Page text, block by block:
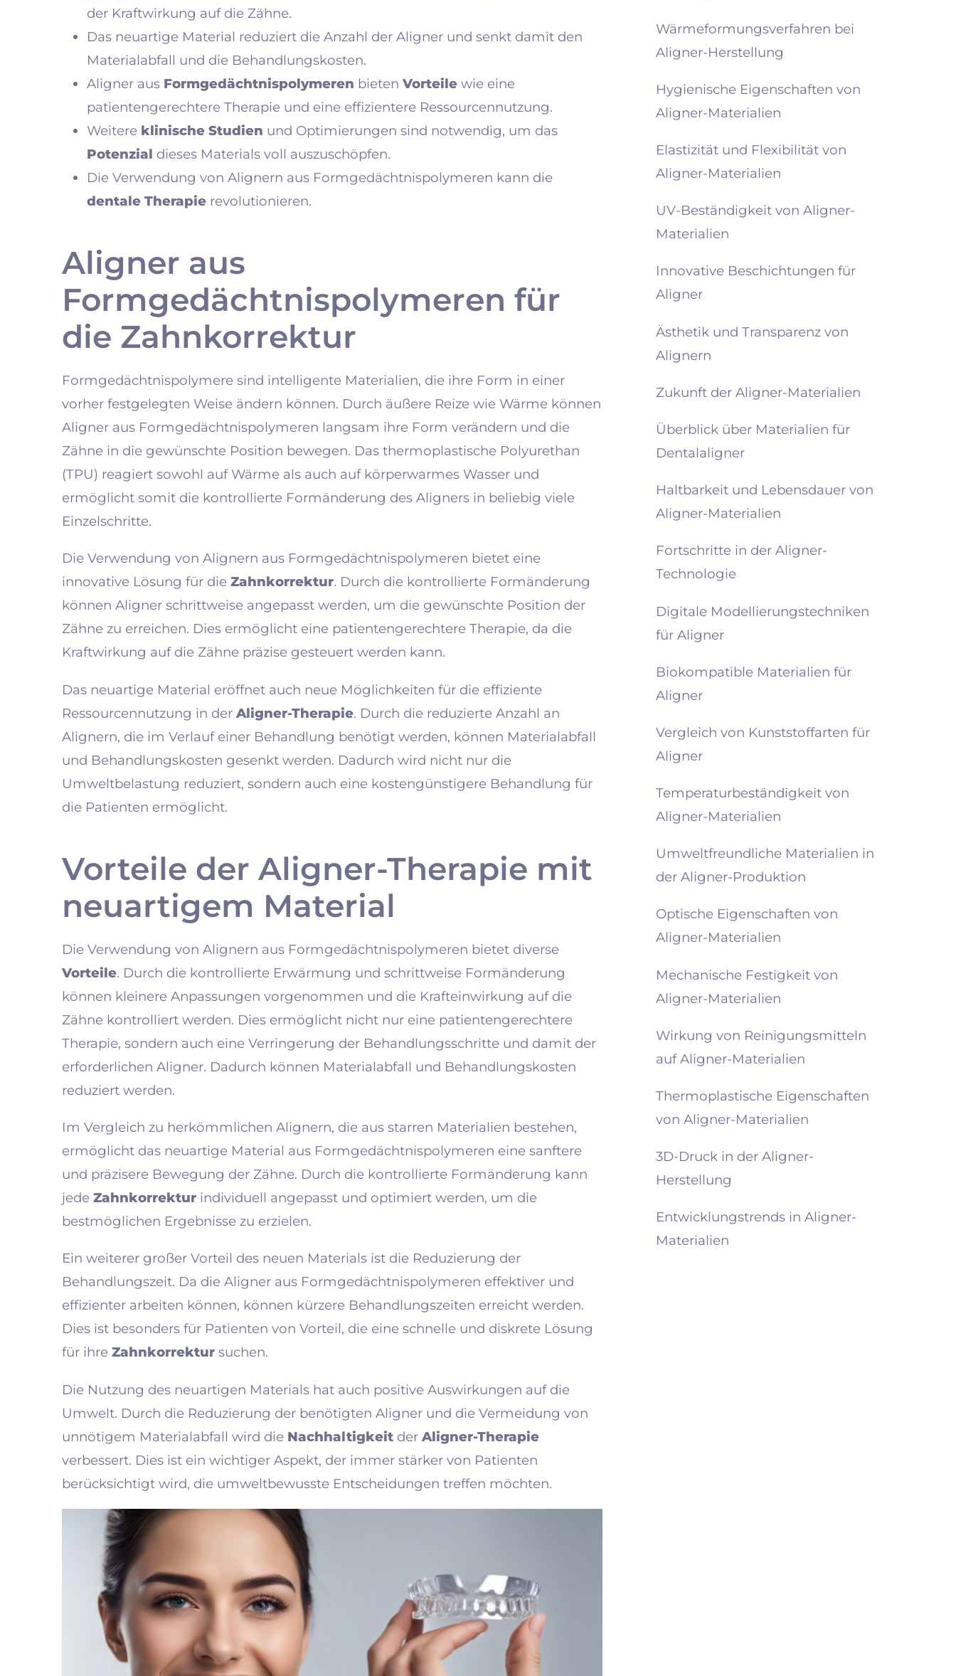
der Kraftwirkung auf die Zähne.
Das neuartige Material reduziert die Anzahl der Aligner und senkt damit den
Materialabfall und die Behandlungskosten.
Aligner aus Formgedächtnispolymeren bieten Vorteilewie eine
patientengerechtere Therapie und eine effizientere Ressourcennutzung.
Weitere klinische Studien und Optimierungen sind notwendig, um das
Potenzial dieses Materials voll auszuschöpfen.
Die Verwendung von Alignern aus Formgedächtnispolymeren kann die
dentale Therapierevolutionieren.
Aligner aus
Formgedächtnispolymeren für
die Zahnkorrektur
Formgedächtnispolymere sind intelligente Materialien, die ihre Form in einer
vorher festgelegten Weise ändern können. Durch äußere Reize wie Wärme können
Aligner aus Formgedächtnispolymeren langsam ihre Form verändern und die
Zähne in die gewünschte Position bewegen. Das thermoplastische Polyurethan
(TPU) reagiert sowohl auf Wärme als auch auf körperwarmes Wasser und
ermöglicht somit die kontrollierte Formänderung des Aligners in beliebig viele
Einzelschritte.
Die Verwendung von Alignern aus Formgedächtnispolymeren bietet eine
innovative Lösung für die Zahnkorrektur. Durch die kontrollierte Formänderung
können Aligner schrittweise angepasst werden, um die gewünschte Position der
Zähne zu erreichen. Dies ermöglicht eine patientengerechtere Therapie, da die
Kraftwirkung auf die Zähne präzise gesteuert werden kann.
Das neuartige Material eröffnet auch neue Möglichkeiten für die effiziente
Ressourcennutzung in der Aligner-Therapie. Durch die reduzierte Anzahl an
Alignern, die im Verlauf einer Behandlung benötigt werden, können Materialabfall
und Behandlungskosten gesenkt werden. Dadurch wird nicht nur die
Umweltbelastung reduziert, sondern auch eine kostengünstigere Behandlung für
die Patienten ermöglicht.
Vorteile der Aligner-Therapie mit
neuartigem Material
Die Verwendung von Alignern aus Formgedächtnispolymeren bietet diverse
Vorteile. Durch die kontrollierte Erwärmung und schrittweise Formänderung
können kleinere Anpassungen vorgenommen und die Krafteinwirkung auf die
Zähne kontrolliert werden. Dies ermöglicht nicht nur eine patientengerechtere
Therapie, sondern auch eine Verringerung der Behandlungsschritte und damit der
erforderlichen Aligner. Dadurch können Materialabfall und Behandlungskosten
reduziert werden.
Im Vergleich zu herkömmlichen Alignern, die aus starren Materialien bestehen,
ermöglicht das neuartige Material aus Formgedächtnispolymeren eine sanftere
und präzisere Bewegung der Zähne. Durch die kontrollierte Formänderung kann
jede Zahnkorrektur individuell angepasst und optimiert werden, um die
bestmöglichen Ergebnisse zu erzielen.
Ein weiterer großer Vorteil des neuen Materials ist die Reduzierung der
Behandlungszeit. Da die Aligner aus Formgedächtnispolymeren effektiver und
effizienter arbeiten können, können kürzere Behandlungszeiten erreicht werden.
Dies ist besonders für Patienten von Vorteil, die eine schnelle und diskrete Lösung
für ihre Zahnkorrektur suchen.
Die Nutzung des neuartigen Materials hat auch positive Auswirkungen auf die
Umwelt. Durch die Reduzierung der benötigten Aligner und die Vermeidung von
unnötigem Materialabfall wird die Nachhaltigkeit der Aligner-Therapie
verbessert. Dies ist ein wichtiger Aspekt, der immer stärker von Patienten
berücksichtigt wird, die umweltbewusste Entscheidungen treffen möchten.
Wärmeformungsverfahren bei
Aligner-Herstellung
Hygienische Eigenschaften von
Aligner-Materialien
Elastizität und Flexibilität von
Aligner-Materialien
UV-Beständigkeit von Aligner-
Materialien
Innovative Beschichtungen für
Aligner
Ästhetik und Transparenz von
Alignern
Zukunft der Aligner-Materialien
Überblick über Materialien für
Dentalaligner
Haltbarkeit und Lebensdauer von
Aligner-Materialien
Fortschritte in der Aligner-
Technologie
Digitale Modellierungstechniken
für Aligner
Biokompatible Materialien für
Aligner
Vergleich von Kunststoffarten für
Aligner
Temperaturbeständigkeit von
Aligner-Materialien
Umweltfreundliche Materialien in
der Aligner-Produktion
Optische Eigenschaften von
Aligner-Materialien
Mechanische Festigkeit von
Aligner-Materialien
Wirkung von Reinigungsmitteln
auf Aligner-Materialien
Thermoplastische Eigenschaften
von Aligner-Materialien
3D-Druck in der Aligner-
Herstellung
Entwicklungstrends in Aligner-
Materialien